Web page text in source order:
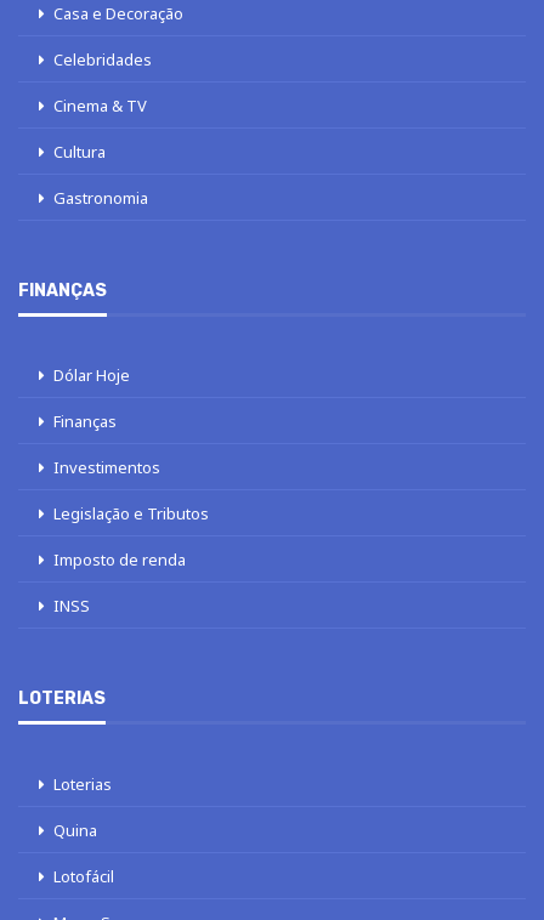
Casa e Decoração
Celebridades
Cinema & TV
Cultura
Gastronomia
FINANÇAS
Dólar Hoje
Finanças
Investimentos
Legislação e Tributos
Imposto de renda
INSS
LOTERIAS
Loterias
Quina
Lotofácil